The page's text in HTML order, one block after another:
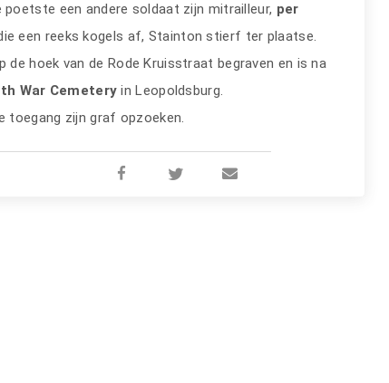
poetste een andere soldaat zijn mitrailleur, per
een reeks kogels af, Stainton stierf ter plaatse.
de hoek van de Rode Kruisstraat begraven en is na
War Cemeteryin Leopoldsburg.
toegang zijn graf opzoeken.